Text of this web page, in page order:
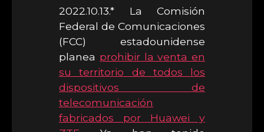
2022.10.13.* La Comisión
Federal de Comunicaciones
(FCC) estadounidense
planea prohibir la venta en
su territorio de todos los
dispositivos de
telecomunicación
fabricados por Huawei y